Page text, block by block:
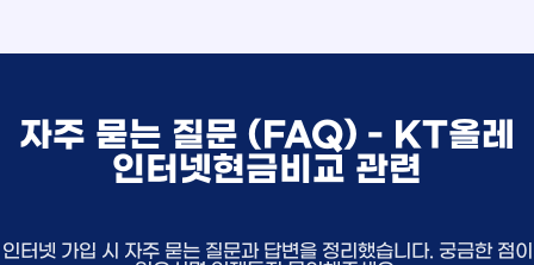
자주 묻는 질문 (FAQ) - KT올레
인터넷현금비교 관련
인터넷 가입 시 자주 묻는 질문과 답변을 정리했습니다. 궁금한 점이